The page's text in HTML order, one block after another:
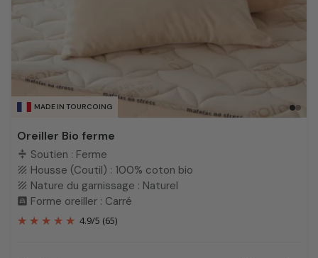
MADE IN TOURCOING
Oreiller Bio ferme
compress Soutien : Ferme
texture Housse (Coutil) : 100% coton bio
texture Nature du garnissage : Naturel
bedroom_child Forme oreiller : Carré
4.9/5 (65)